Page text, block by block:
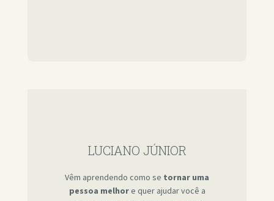
LUCIANO JÚNIOR
Vêm aprendendo como se tornar uma
pessoa melhore quer ajudar você a